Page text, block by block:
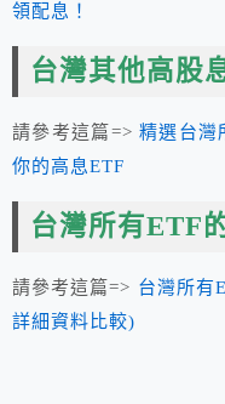
領配息！
台灣其他高股
請參考這篇=>精選台灣
你的高息ETF
台灣所有ETF
請參考這篇=> 台灣所有
詳細資料比較)